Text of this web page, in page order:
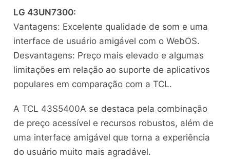
LG 43UN7300:
Vantagens: Excelente qualidade de som e uma
interface de usuário amigável com o WebOS.
Desvantagens: Preço mais elevado e algumas
limitações em relação ao suporte de aplicativos
populares em comparação com a TCL.
A TCL 43S5400A se destaca pela combinação
de preço acessível e recursos robustos, além de
uma interface amigável que torna a experiência
do usuário muito mais agradável.